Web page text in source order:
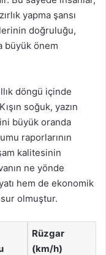
yapma şansı
doğruluğu,
büyük önem
döngü içinde
soğuk, yazın
büyük oranda
raporlarının
kalitesinin
ne yönde
hem de ekonomik
olmuştur.
Rüzgar
(km/h)